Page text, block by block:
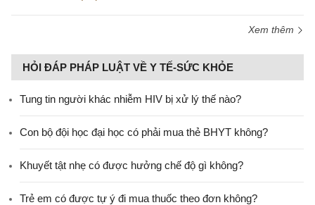
Xem thêm
HỎI ĐÁP PHÁP LUẬT VỀ Y TẾ-SỨC KHỎE
Tung tin người khác nhiễm HIV bị xử lý thế nào?
Con bộ đội học đại học có phải mua thẻ BHYT không?
Khuyết tật nhẹ có được hưởng chế độ gì không?
Trẻ em có được tự ý đi mua thuốc theo đơn không?